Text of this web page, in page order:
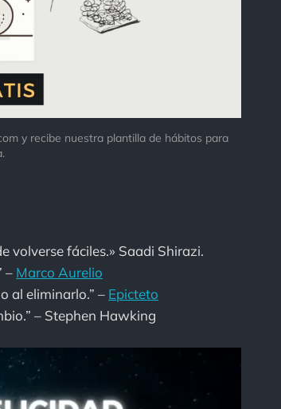
y recibe nuestra plantilla de hábitos para
volverse fáciles.» Saadi Shirazi.
– Marco Aurelio
al eliminarlo.” – Epicteto
– Stephen Hawking